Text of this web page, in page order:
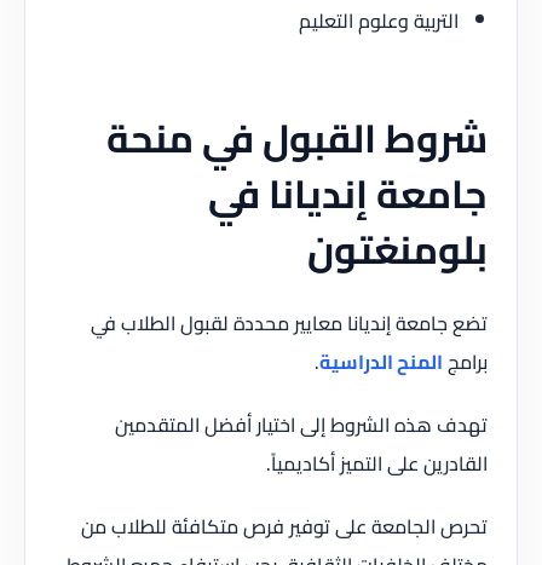
التربية وعلوم التعليم
شروط القبول في منحة
جامعة إنديانا في
بلومنغتون
تضع جامعة إنديانا معايير محددة لقبول الطلاب في
برامجالمنح الدراسية.
تهدف هذه الشروط إلى اختيار أفضل المتقدمين
القادرين على التميز أكاديمياً.
تحرص الجامعة على توفير فرص متكافئة للطلاب من